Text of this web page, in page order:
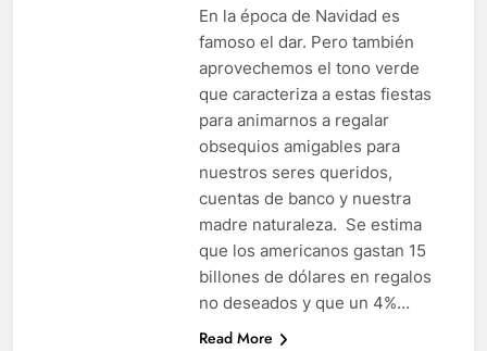
En la época de Navidad es
famoso el dar. Pero también
aprovechemos el tono verde
que caracteriza a estas fiestas
para animarnos a regalar
obsequios amigables para
nuestros seres queridos,
cuentas de banco y nuestra
madre naturaleza. Se estima
que los americanos gastan 15
billones de dólares en regalos
no deseados y que un 4%…
Read More